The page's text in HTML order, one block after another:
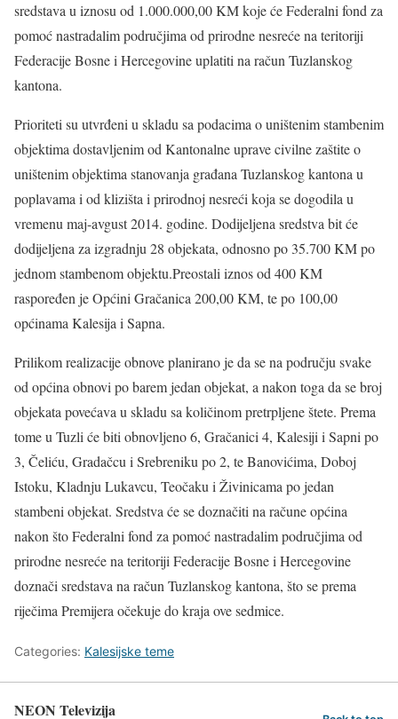
sredstava u iznosu od 1.000.000,00 KM koje će Federalni fond za
pomoć nastradalim područjima od prirodne nesreće na teritoriji
Federacije Bosne i Hercegovine uplatiti na račun Tuzlanskog
kantona.
Prioriteti su utvrđeni u skladu sa podacima o uništenim stambenim
objektima dostavljenim od Kantonalne uprave civilne zaštite o
uništenim objektima stanovanja građana Tuzlanskog kantona u
poplavama i od klizišta i prirodnoj nesreći koja se dogodila u
vremenu maj-avgust 2014. godine. Dodijeljena sredstva bit će
dodijeljena za izgradnju 28 objekata, odnosno po 35.700 KM po
jednom stambenom objektu.Preostali iznos od 400 KM
raspoređen je Općini Gračanica 200,00 KM, te po 100,00
općinama Kalesija i Sapna.
Prilikom realizacije obnove planirano je da se na području svake
od općina obnovi po barem jedan objekat, a nakon toga da se broj
objekata povećava u skladu sa količinom pretrpljene štete. Prema
tome u Tuzli će biti obnovljeno 6, Gračanici 4, Kalesiji i Sapni po
3, Čeliću, Gradačcu i Srebreniku po 2, te Banovićima, Doboj
Istoku, Kladnju Lukavcu, Teočaku i Živinicama po jedan
stambeni objekat. Sredstva će se doznačiti na račune općina
nakon što Federalni fond za pomoć nastradalim područjima od
prirodne nesreće na teritoriji Federacije Bosne i Hercegovine
doznači sredstava na račun Tuzlanskog kantona, što se prema
riječima Premijera očekuje do kraja ove sedmice.
Categories: Kalesijske teme
NEON Televizija